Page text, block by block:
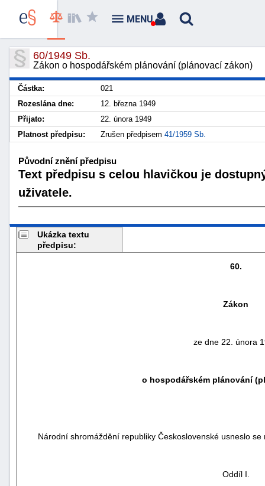
60/1949 Sb.
Zákon o hospodářském plánování (plánovací zákon)
Částka:
021
Rozeslána dne:
12. března 1949
Přijato:
22. února 1949
Platnost předpisu:
Zrušen předpisem 41/1959 Sb.
Původní znění předpisu
Text předpisu s celou hlavičkou je
uživatele.
Ukázka textu
předpisu:
60.
Zákon
ze dne 22. února
o hospodářském plánování
Národní shromáždění republiky Československé usneslo se
Oddíl I.
MENU
náhrady